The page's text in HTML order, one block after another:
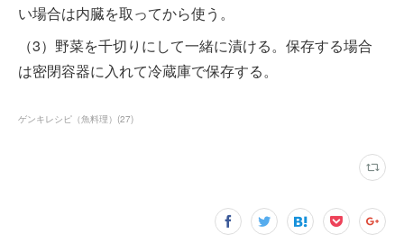
い場合は内臓を取ってから使う。
（3）野菜を千切りにして一緒に漬ける。保存する場合
は密閉容器に入れて冷蔵庫で保存する。
ゲンキレシピ（魚料理） (27)